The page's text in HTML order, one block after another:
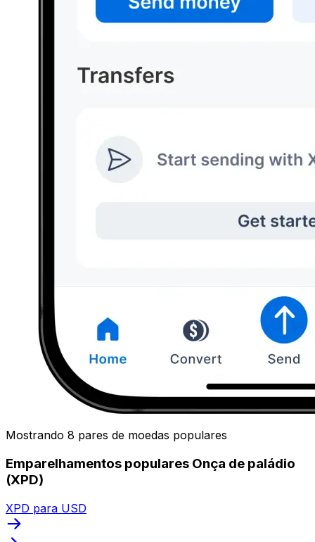
Mostrando 8 pares de moedas populares
Emparelhamentos populares Onça de paládio
(XPD)
XPD para USD